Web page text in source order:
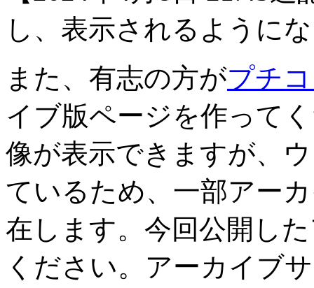
し、表示されるように
また、有志の方がプチ
イブ版ページを作って
像が表示できますが、
ているため、一部アー
在します。今回公開し
ください。アーカイブ